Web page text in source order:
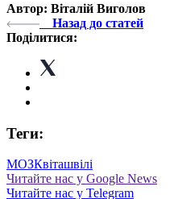
Автор: Віталій Виголов
Назад до статей
Поділитися:
Теги:
МОЗКвіташвілі
Читайте нас у Google News
Читайте нас у Telegram